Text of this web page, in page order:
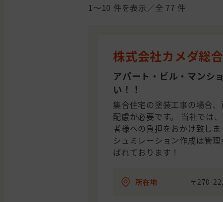
1〜10 件を表示／全 77 件
株式会社カメダ総
アパート・ビル・マンシ
い！！
集合住宅の塗装工事の場合
配慮が必要です。 当社では
者様への負担をおかけ致し
シュミレーション作成は管
ばれております！
所在地 〒270-